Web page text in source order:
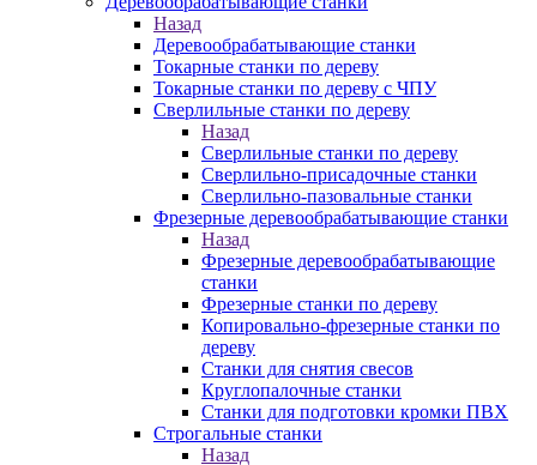
Назад
Деревообрабатывающие станки
Токарные станки по дереву
Токарные станки по дереву с ЧПУ
Сверлильные станки по дереву
Назад
Сверлильные станки по дереву
Сверлильно-присадочные станки
Сверлильно-пазовальные станки
Фрезерные деревообрабатывающие станки
Назад
Фрезерные деревообрабатывающие
станки
Фрезерные станки по дереву
Копировально-фрезерные станки по
дереву
Станки для снятия свесов
Круглопалочные станки
Станки для подготовки кромки ПВХ
Строгальные станки
Назад